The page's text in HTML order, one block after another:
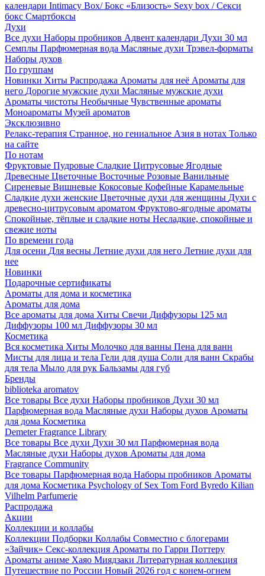
календари Intimacy Box/ Бокс «Близость» Sexy box / Секси
бокс Смартбоксы
Духи
Все духи Наборы пробников Адвент календари Духи 30 мл
Семплы Парфюмерная вода Масляные духи Трэвел-форматы
Наборы духов
По группам
Новинки Хиты Распродажа Ароматы для неё Ароматы для
него Дорогие мужские духи Масляные мужские духи
Ароматы чистоты Необычные Чувственные ароматы
Моноароматы Музей ароматов
Эксклюзивно
Релакс-терапия Странное, но гениальное Азия в нотах Только
на сайте
По нотам
Фруктовые Пудровые Сладкие Цитрусовые Ягодные
Древесные Цветочные Восточные Розовые Ванильные
Сиреневые Вишневые Кокосовые Кофейные Карамельные
Сладкие духи женские Цветочные духи для женщины Духи с
древесно-цитрусовым ароматом Фруктово-ягодные ароматы
Спокойные, тёплые и сладкие ноты Несладкие, спокойные и
свежие ноты
По времени года
Для осени Для весны Летние духи для него Летние духи для
нее
Новинки
Подарочные сертификаты
Ароматы для дома и косметика
Ароматы для дома
Все ароматы для дома Хиты Свечи Диффузоры 125 мл
Диффузоры 100 мл Диффузоры 30 мл
Косметика
Вся косметика Хиты Молочко для ванны Пена для ванн
Мисты для лица и тела Гели для душа Соли для ванн Скрабы
для тела Мыло для рук Бальзамы для губ
Бренды
biblioteka aromatov
Все товары Все духи Наборы пробников Духи 30 мл
Парфюмерная вода Масляные духи Наборы духов Ароматы
для дома Косметика
Demeter Fragrance Library
Все товары Все духи Духи 30 мл Парфюмерная вода
Масляные духи Наборы духов Ароматы для дома
Fragrance Community
Все товары Парфюмерная вода Наборы пробников Ароматы
для дома Косметика Psychology of Sex Tom Ford Byredo Kilian
Vilhelm Parfumerie
Распродажа
Акции
Коллекции и коллабы
Коллекции Подборки Коллабы Совместно с блогерами
«Зайчик» Секс-коллекция Ароматы по Гарри Поттеру
Ароматы аниме Хаяо Миядзаки Литературная коллекция
Путешествие по России Новый 2026 год с конем-огнем